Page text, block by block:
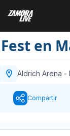
en
Aldrich Arena -
Compartir